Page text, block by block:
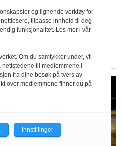
Økokundene
Er markedet
og lignende verktøy for
tilpasse innhold til deg
funksjonalitet. Les mer i vår
Om du samtykker under, vil
til medlemmene i
fra dine besøk på tvers av
over medlemmene finner du på
Innstillinger